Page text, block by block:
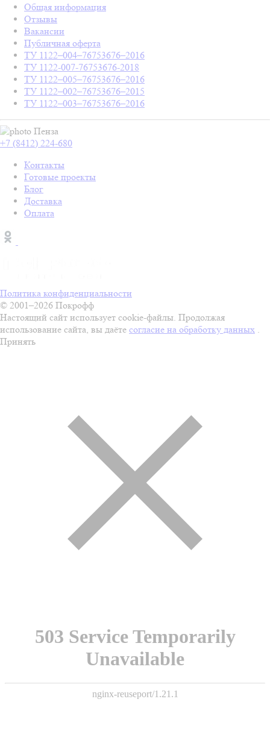
Общая информация
Отзывы
Вакансии
Публичная оферта
ТУ 1122–004–76753676–2016
ТУ 1122-007-76753676-2018
ТУ 1122–005–76753676–2016
ТУ 1122–002–76753676–2015
ТУ 1122–003–76753676–2016
Пенза
+7 (8412) 224-680
Контакты
Готовые проекты
Блог
Доставка
Оплата
Политика конфиденциальности
© 2001–2026 Покрофф
Настоящий сайт использует cookie-файлы. Продолжая
использование сайта, вы даёте согласие на обработку данных .
Принять